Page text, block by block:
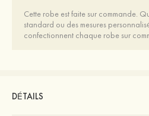
Cette robe est faite sur commande.
standard ou des mesures
confectionnent chaque robe sur
DÉTAILS